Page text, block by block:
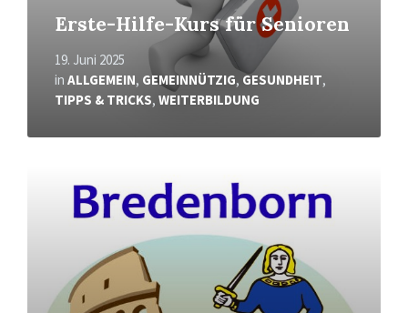
Erste-Hilfe-Kurs für Senioren
19. Juni 2025
in ALLGEMEIN, GEMEINNÜTZIG, GESUNDHEIT,
TIPPS & TRICKS, WEITERBILDUNG
erfahren